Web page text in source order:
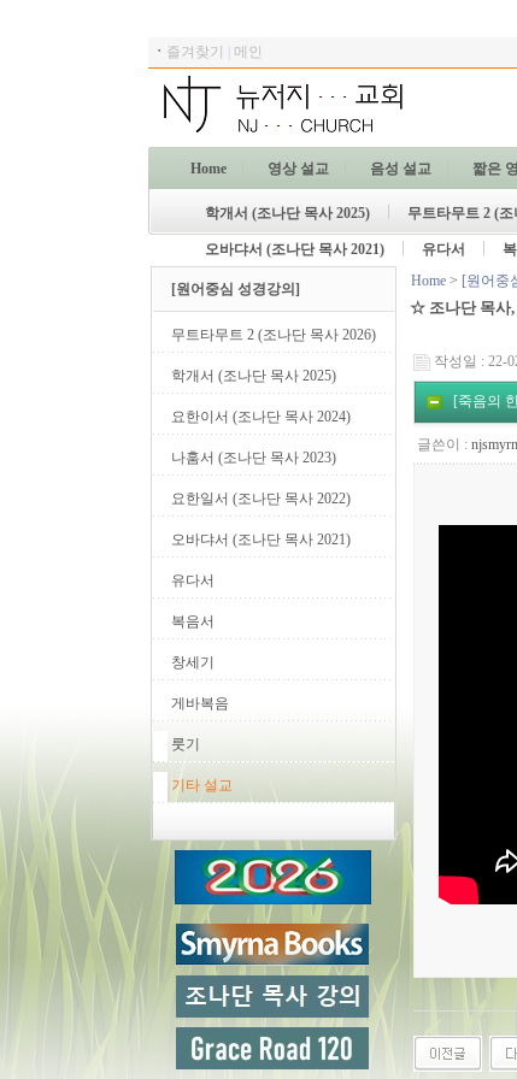
ㆍ 즐겨찾기 메인
Home 영상 설교 음성 설교 짧은
학개서 (조나단 목사 2025) 무트타무트 2 (
오바댜서 (조나단 목사 2021) 유다서
[원어중심 성경강의]
무트타무트 2 (조나단 목사 2026)
학개서 (조나단 목사 2025)
요한이서 (조나단 목사 2024)
나훔서 (조나단 목사 2023)
요한일서 (조나단 목사 2022)
오바댜서 (조나단 목사 2021)
유다서
복음서
창세기
게바복음
룻기
기타 설교
Home > [원어중
☆ 조나단 목사
작성일 : 22-
[죽음의
글쓴이 :